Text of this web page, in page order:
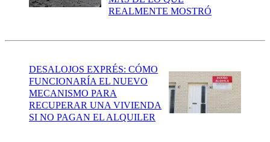
REALMENTE MOSTRÓ
DESALOJOS EXPRÉS: CÓMO
FUNCIONARÍA EL NUEVO
MECANISMO PARA
RECUPERAR UNA VIVIENDA
SI NO PAGAN EL ALQUILER